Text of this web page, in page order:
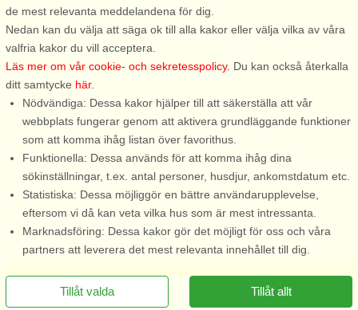
Välkommen till ett underbart
sjönära ställe på Ingarö i
Stockholms skärgård. Huset är
litet men vackert och påkostat
inrett med de bekvämligheter ni
behöver för en härlig semester.
Bottenvåningen har ett ...
från 8.883 SEK
Ett modernt hus med en härlig
strandtomt väntar er om ni hyr
finns en stor brygga med
morgondopp i solen, eller varför
inte ett kvällsdopp? Det ...
från 13.546 SEK
de mest relevanta meddelandena för dig.
Nedan kan du välja att säga ok till alla kakor eller välja vilka av våra
valfria kakor du vill acceptera.
Läs mer om vår cookie- och sekretesspolicy. Du kan också återkalla
ditt samtycke här.
Nödvändiga: Dessa kakor hjälper till att säkerställa att vår
webbplats fungerar genom att aktivera grundläggande funktioner
som att komma ihåg listan över favorithus.
Funktionella: Dessa används för att komma ihåg dina
sökinställningar, t.ex. antal personer, husdjur, ankomstdatum etc.
Statistiska: Dessa möjliggör en bättre användarupplevelse,
eftersom vi då kan veta vilka hus som är mest intressanta.
Marknadsföring: Dessa kakor gör det möjligt för oss och våra
partners att leverera det mest relevanta innehållet till dig.
Tillåt allt
Tillåt valda